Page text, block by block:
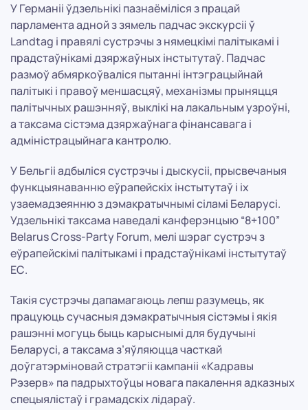
У Германіі ўдзельнікі пазнаёміліся з працай
парламента адной з зямель падчас экскурсіі ў
Landtag і правялі сустрэчы з нямецкімі палітыкамі і
прадстаўнікамі дзяржаўных інстытутаў. Падчас
размоў абмяркоўваліся пытанні інтэграцыйнай
палітыкі і правоў меншасцяў, механізмы прыняцця
палітычных рашэнняў, выклікі на лакальным узроўні,
а таксама сістэма дзяржаўнага фінансавага і
адміністрацыйнага кантролю.
У Бельгіі адбыліся сустрэчы і дыскусіі, прысвечаныя
функцыянаванню еўрапейскіх інстытутаў і іх
узаемадзеянню з дэмакратычнымі сіламі Беларусі.
Удзельнікі таксама наведалі канферэнцыю “8+100”
Belarus Cross-Party Forum, мелі шэраг сустрэч з
еўрапейскімі палітыкамі і прадстаўнікамі інстытутаў
ЕС.
Такія сустрэчы дапамагаюць лепш разумець, як
працуюць сучасныя дэмакратычныя сістэмы і якія
рашэнні могуць быць карыснымі для будучыні
Беларусі, а таксама з’яўляюцца часткай
доўгатэрміновай стратэгіі кампаніі «Кадравы
Рэзерв» па падрыхтоўцы новага пакалення адказных
спецыялістаў і грамадскіх лідараў.